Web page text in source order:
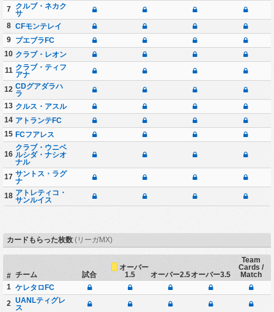
7
クルブ・ネカク
サ
8 CFモンテレイ
9 プエブラFC
10 クラブ・レオン
11 クラブ・ティフ
アナ
12 CDグアダラハ
ラ
13 クルス・アスル
14 アトランテFC
15 FCフアレス
16
クラブ・ウニベ
ルシダ・ナシオ
ナル
17 サントス・ラグ
ナ
18 アトレティコ・
サンルイス
カードもらった枚数 (リーガMX)
# チーム 試合
オーバー
1.5
オーバー2.5 オーバー3.5
Team
Cards /
Match
1 ケレタロFC
2
UANLティグレ
ス